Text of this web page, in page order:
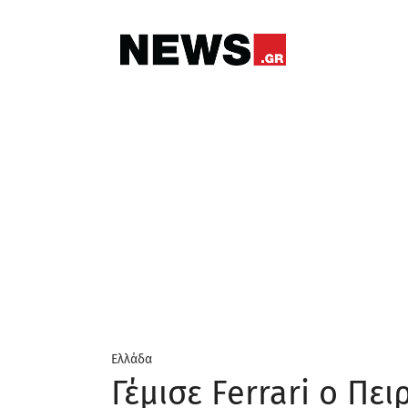
Ελλάδα
Γέμισε Ferrari ο